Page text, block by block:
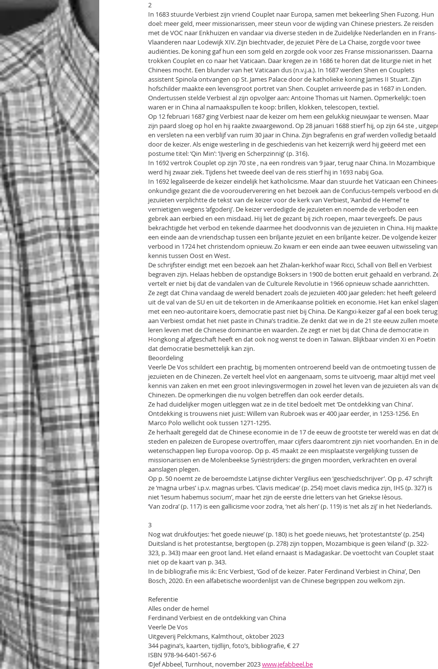
2
In 1683 stuurde Verbiest zijn vriend Couplet naar Europa, samen met bekeerling Shen Fuzong. Hun
doel: meer geld, meer missionarissen, meer steun voor de wijding van Chinese priesters. Ze reisden
met de VOC naar Enkhuizen en vandaar via diverse steden in de Zuidelijke Nederlanden en in Frans-
Vlaanderen naar Lodewijk XIV. Zijn biechtvader, de jezuïet Père de La Chaise, zorgde voor twee
audiënties. De koning gaf hun een som geld en zorgde ook voor zes Franse missionarissen. Daarna
trokken Couplet en co naar het Vaticaan. Daar kregen ze in 1686 te horen dat de liturgie niet in het
Chinees mocht. Een blunder van het Vaticaan dus (n.v.j.a.). In 1687 werden Shen en Couplets
assistent Spinola ontvangen op St. James Palace door de katholieke koning James II Stuart. Zijn
hofschilder maakte een levensgroot portret van Shen. Couplet arriveerde pas in 1687 in Londen.
Ondertussen stelde Verbiest al zijn opvolger aan: Antoine Thomas uit Namen. Opmerkelijk: toen
waren er in China al namaakspullen te koop: brillen, klokken, telescopen, textiel.
Op 12 februari 1687 ging Verbiest naar de keizer om hem een gelukkig nieuwjaar te wensen. Maar
zijn paard sloeg op hol en hij raakte zwaargewond. Op 28 januari 1688 stierf hij, op zijn 64 ste ,
en versleten na een verblijf van ruim 30 jaar in China. Zijn begrafenis en graf werden volledig betaald
door de keizer. Als enige westerling in de geschiedenis van het keizerrijk werd hij geëerd met een
postume titel: ‘Qin Min’: ‘IJverig en Scherpzinnig’ (p. 316).
In 1692 vertrok Couplet op zijn 70 ste , na een rondreis van 9 jaar, terug naar China. In Mozambique
werd hij zwaar ziek. Tijdens het tweede deel van de reis stierf hij in 1693 nabij Goa.
In 1692 legaliseerde de keizer eindelijk het katholicisme. Maar dan stuurde het Vaticaan een Chinees-
onkundige gezant die de voorouderverering en het bezoek aan de Confucius-tempels verbood en
jezuïeten verplichtte de tekst van de keizer voor de kerk van Verbiest, ’Aanbid de Hemel’ te
vernietigen wegens ‘afgoderij’. De keizer verdedigde de jezuïeten en noemde de verboden een
gebrek aan eerbied en een misdaad. Hij liet de gezant bij zich roepen, maar tevergeefs. De paus
bekrachtigde het verbod en tekende daarmee het doodvonnis van de jezuïeten in China. Hij maakte
een einde aan de vriendschap tussen een briljante jezuïet en een briljante keizer. De volgende keizer
verbood in 1724 het christendom opnieuw. Zo kwam er een einde aan twee eeuwen uitwisseling van
kennis tussen Oost en West.
De schrijfster eindigt met een bezoek aan het Zhalan-kerkhof waar Ricci, Schall von Bell en Verbiest
begraven zijn. Helaas hebben de opstandige Boksers in 1900 de botten eruit gehaald en verbrand.
vertelt er niet bij dat de vandalen van de Culturele Revolutie in 1966 opnieuw schade aanrichtten.
Ze zegt dat China vandaag de wereld benadert zoals de jezuïeten 400 jaar geleden: het heeft geleerd
uit de val van de SU en uit de tekorten in de Amerikaanse politiek en economie. Het kan enkel slagen
met een neo-autoritaire koers, democratie past niet bij China. De Kangxi-keizer gaf al een boek terug
aan Verbiest omdat het niet paste in China’s traditie. Ze denkt dat we in de 21 ste eeuw zullen
leren leven met de Chinese dominantie en waarden. Ze zegt er niet bij dat China de democratie in
Hongkong al afgeschaft heeft en dat ook nog wenst te doen in Taiwan. Blijkbaar vinden Xi en Poetin
dat democratie besmettelijk kan zijn.
Beoordeling
Veerle De Vos schildert een prachtig, bij momenten ontroerend beeld van de ontmoeting tussen de
jezuïeten en de Chinezen. Ze vertelt heel vlot en aangenaam, soms te uitvoerig, maar altijd met veel
kennis van zaken en met een groot inlevingsvermogen in zowel het leven van de jezuïeten als van
Chinezen. De opmerkingen die nu volgen betreffen dan ook eerder details.
Ze had duidelijker mogen uitleggen wat ze in de titel bedoelt met ‘De ontdekking van China’.
Ontdekking is trouwens niet juist: Willem van Rubroek was er 400 jaar eerder, in 1253-1256. En
Marco Polo wellicht ook tussen 1271-1295.
Ze herhaalt geregeld dat de Chinese economie in de 17 de eeuw de grootste ter wereld was en dat
steden en paleizen de Europese overtroffen, maar cijfers daaromtrent zijn niet voorhanden. En in de
wetenschappen liep Europa voorop. Op p. 45 maakt ze een misplaatste vergelijking tussen de
missionarissen en de Molenbeekse Syriëstrijders: die gingen moorden, verkrachten en overal
aanslagen plegen.
Op p. 50 noemt ze de beroemdste Latijnse dichter Vergilius een ‘geschiedschrijver’. Op p. 47 schrijft
ze ‘magna urbes’ i.p.v. magnas urbes. ‘Clavis medicae’ (p. 254) moet clavis medica zijn, IHS (p. 327) is
niet ‘Iesum habemus socium’, maar het zijn de eerste drie letters van het Griekse Ièsous.
‘Van zodra’ (p. 117) is een gallicisme voor zodra, ‘net als hen’ (p. 119) is ‘net als zij’ in het Nederlands.
3
Nog wat drukfoutjes: ‘het goede nieuwe’ (p. 180) is het goede nieuws, het ‘protestantste’ (p. 254)
Duitsland is het protestantse, bergtopen (p. 278) zijn toppen, Mozambique is geen ‘eiland’ (p. 322-
323, p. 343) maar een groot land. Het eiland ernaast is Madagaskar. De voettocht van Couplet staat
niet op de kaart van p. 343.
In de bibliografie mis ik: Eric Verbiest, ‘God of de keizer. Pater Ferdinand Verbiest in China’, Den
Bosch, 2020. En een alfabetische woordenlijst van de Chinese begrippen zou welkom zijn.
Referentie
Alles onder de hemel
Ferdinand Verbiest en de ontdekking van China
Veerle De Vos
Uitgeverij Pelckmans, Kalmthout, oktober 2023
344 pagina’s, kaarten, tijdlijn, foto’s, bibliografie, € 27
ISBN 978-94-6401-567-6
©Jef Abbeel, Turnhout, november 2023 www.jefabbeel.be